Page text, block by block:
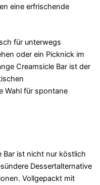
eine erfrischende
für unterwegs
oder ein Picknick im
Creamsicle Bar ist der
Wahl für spontane
Bar ist nicht nur köstlich
Dessertalternative
Vollgepackt mit